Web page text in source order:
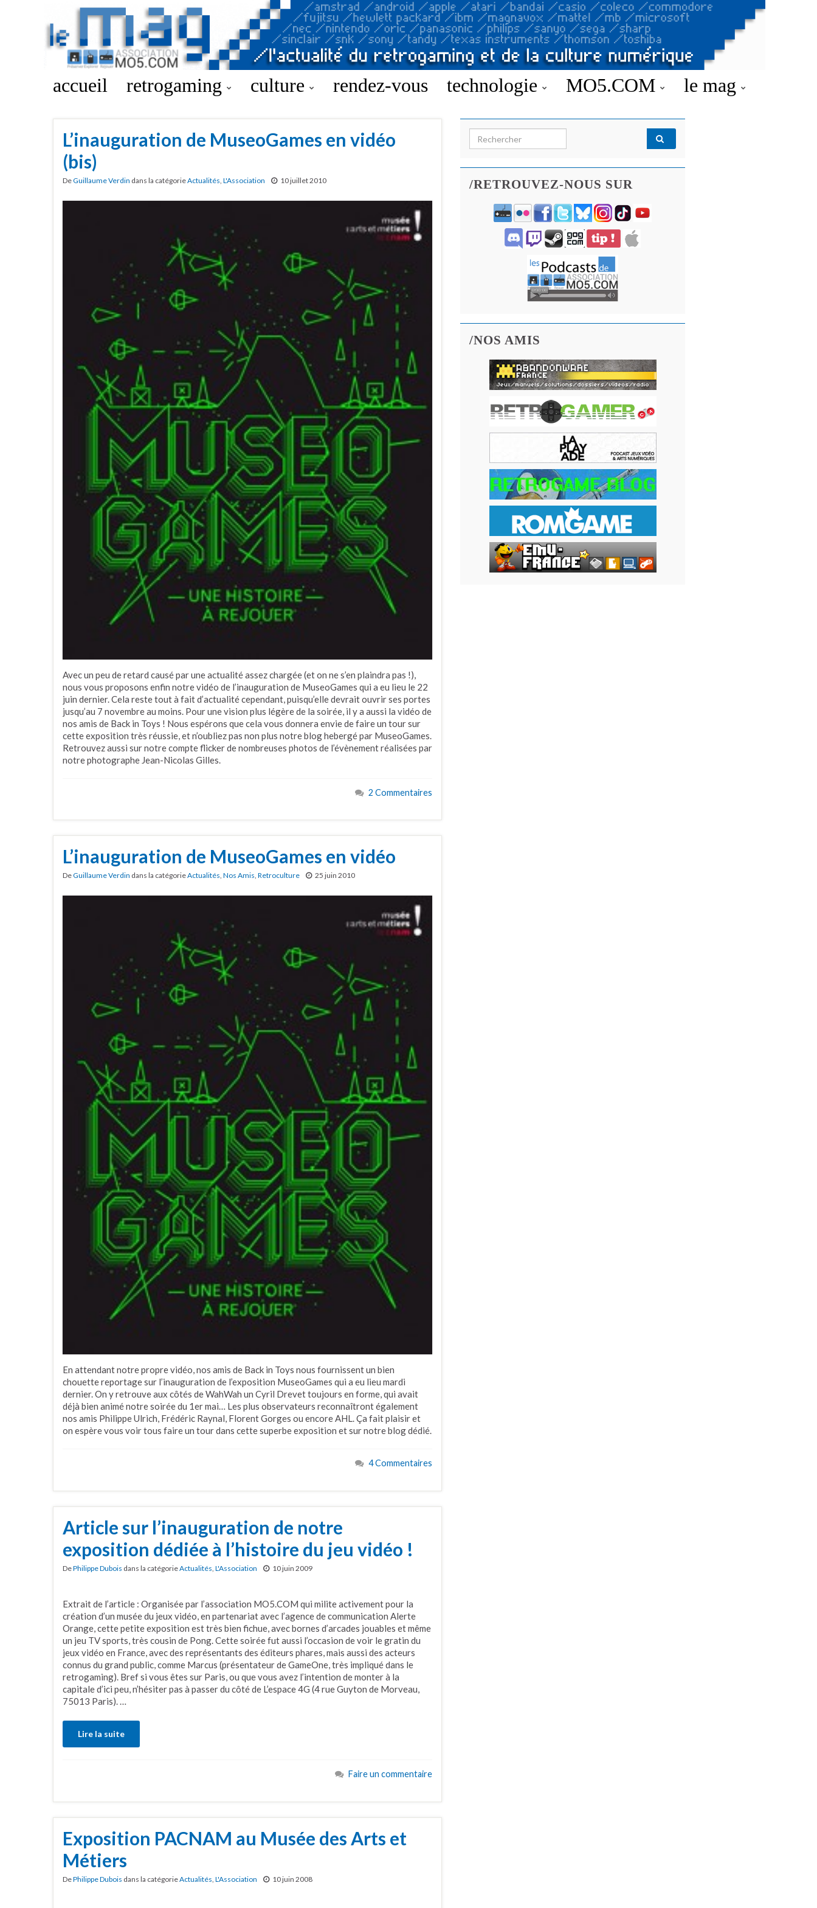
accueil retrogaming culture rendez-vous technologie MO5.COM le mag
L’inauguration de MuseoGames en vidéo
(bis)
DeGuillaume Verdin dans la catégorieActualités, L'Association 10 juillet 2010
Avec un peu de retard causé par une actualité assez chargée (et on ne s’en plaindra pas !),
nous vous proposons enfin notre vidéo de l’inauguration de MuseoGames qui a eu lieu le 22
juin dernier. Cela reste tout à fait d’actualité cependant, puisqu’elle devrait ouvrir ses portes
jusqu’au 7 novembre au moins. Pour une vision plus légère de la soirée, il y a aussi la vidéo de
nos amis de Back in Toys ! Nous espérons que cela vous donnera envie de faire un tour sur
cette exposition très réussie, et n’oubliez pas non plus notre blog hebergé par MuseoGames.
Retrouvez aussi sur notre compte flicker de nombreuses photos de l’évènement réalisées par
notre photographe Jean-Nicolas Gilles.
2 Commentaires
L’inauguration de MuseoGames en vidéo
DeGuillaume Verdin dans la catégorieActualités, Nos Amis, Retroculture 25 juin 2010
En attendant notre propre vidéo, nos amis de Back in Toys nous fournissent un bien
chouette reportage sur l’inauguration de l’exposition MuseoGames qui a eu lieu mardi
dernier. On y retrouve aux côtés de WahWah un Cyril Drevet toujours en forme, qui avait
déjà bien animé notre soirée du 1er mai… Les plus observateurs reconnaîtront également
nos amis Philippe Ulrich, Frédéric Raynal, Florent Gorges ou encore AHL. Ça fait plaisir et
on espère vous voir tous faire un tour dans cette superbe exposition et sur notre blog dédié.
4 Commentaires
Article sur l’inauguration de notre
exposition dédiée à l’histoire du jeu vidéo !
DePhilippe Dubois dans la catégorieActualités L'Association 10 juin 2009
Extrait de l’article : Organisée par l’association MO5.COM qui milite activement pour la
création d’un musée du jeux vidéo, en partenariat avec l’agence de communication Alerte
Orange, cette petite exposition est très bien fichue, avec bornes d’arcades jouables et même
un jeu TV sports, très cousin de Pong. Cette soirée fut aussi l’occasion de voir le gratin du
jeux vidéo en France, avec des représentants des éditeurs phares, mais aussi des acteurs
connus du grand public, comme Marcus (présentateur de GameOne, très impliqué dans le
retrogaming). Bref si vous êtes sur Paris, ou que vous avez l’intention de monter à la
capitale d’ici peu, n’hésiter pas à passer du côté de L’espace 4G (4 rue Guyton de Morveau,
75013 Paris). …
Lire la suite
Faire un commentaire
Exposition PACNAM au Musée des Arts et
Métiers
DePhilippe Dubois dans la catégorieActualités L'Association 10 juin 2008
Search for:
/RETROUVEZ-NOUS SUR
/NOS AMIS